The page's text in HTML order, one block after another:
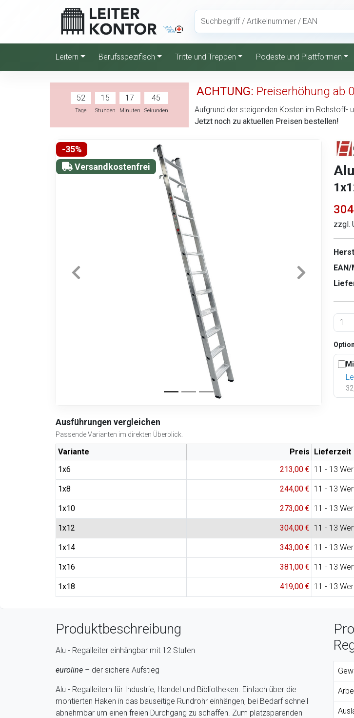
Leitern Berufsspezifisch Tritte und Treppen Podeste und Plattformen
52
Tage
15
Stunden
17
Minuten
44
Sekunden
ACHTUNG: Preiserhöhung ab
Aufgrund der steigenden Kosten im Rohstoff-
Jetzt noch zu aktuellen Preisen bestellen!
-35%
Versandkostenfrei
zzgl.
EAN/
Ausführungen vergleichen
Passende Varianten im direkten Überblick.
Variante Preis Lieferzeit
1x6
213,00 € 11 - 13
1x8 244,00 € 11 - 13
1x10 273,00 € 11 - 13
1x12 304,00 € 11 - 13
1x14 343,00 € 11 - 13
1x16 381,00 € 11 - 13
1x18 419,00 € 11 - 13
Produktbeschreibung
Alu - Regalleiter einhängbar mit 12 Stufen
euroline – der sichere Aufstieg
Alu - Regalleitern für Industrie, Handel und Bibliotheken. Einfach über die
montierten Haken in das bauseitige Rundrohr einhängen, bei Bedarf schnell
abnehmbar um einen freien Durchgang zu schaffen. Zum platzsparenden